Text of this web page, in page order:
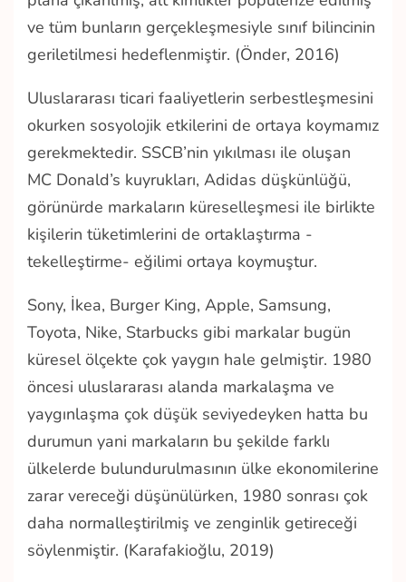
ve tüm bunların gerçekleşmesiyle sınıf bilincinin
geriletilmesi hedeflenmiştir. (Önder, 2016)
Uluslararası ticari faaliyetlerin serbestleşmesini
okurken sosyolojik etkilerini de ortaya koymamız
gerekmektedir. SSCB’nin yıkılması ile oluşan
MC Donald’s kuyrukları, Adidas düşkünlüğü,
görünürde markaların küreselleşmesi ile birlikte
kişilerin tüketimlerini de ortaklaştırma -
tekelleştirme- eğilimi ortaya koymuştur.
Sony, İkea, Burger King, Apple, Samsung,
Toyota, Nike, Starbucks gibi markalar bugün
küresel ölçekte çok yaygın hale gelmiştir. 1980
öncesi uluslararası alanda markalaşma ve
yaygınlaşma çok düşük seviyedeyken hatta bu
durumun yani markaların bu şekilde farklı
ülkelerde bulundurulmasının ülke ekonomilerine
zarar vereceği düşünülürken, 1980 sonrası çok
daha normalleştirilmiş ve zenginlik getireceği
söylenmiştir. (Karafakioğlu, 2019)